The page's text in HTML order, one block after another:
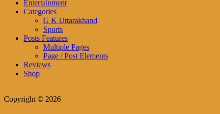
Entertainment
Categories
G K Uttarakhand
Sports
Posts Features
Multiple Pages
Page / Post Elements
Reviews
Shop
Copyright © 2026